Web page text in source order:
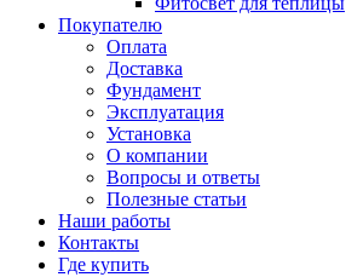
Покупателю
Оплата
Доставка
Фундамент
Эксплуатация
Установка
О компании
Вопросы и ответы
Полезные статьи
Наши работы
Контакты
Где купить